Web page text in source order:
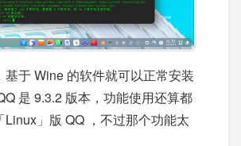
基于 Wine 的软件就可以正常安装
是 9.3.2 版本，功能使用还算都
Linux」版 QQ ，不过那个功能太